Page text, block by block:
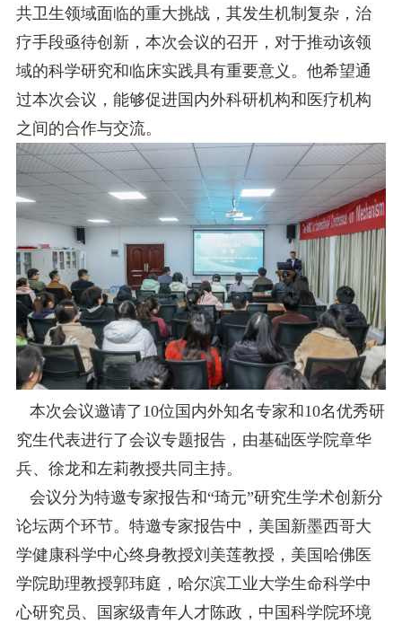
共卫生领域面临的重大挑战，其发生机制复杂，治
疗手段亟待创新，本次会议的召开，对于推动该领
域的科学研究和临床实践具有重要意义。他希望通
过本次会议，能够促进国内外科研机构和医疗机构
之间的合作与交流。
本次会议邀请了10位国内外知名专家和10名优秀研
究生代表进行了会议专题报告，由基础医学院章华
兵、徐龙和左莉教授共同主持。
会议分为特邀专家报告和“琦元”研究生学术创新分
论坛两个环节。特邀专家报告中，美国新墨西哥大
学健康科学中心终身教授刘美莲教授，美国哈佛医
学院助理教授郭玮庭，哈尔滨工业大学生命科学中
心研究员、国家级青年人才陈政，中国科学院环境